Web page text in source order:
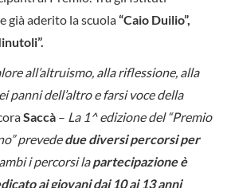
già aderito la scuola“Caio Duilio”,
all’altruismo, alla riflessione, alla
panni dell’altro e farsi voce della
Saccà – La 1^ edizione del “Premio
prevededue diversi percorsi per
i percorsi lapartecipazione è
ai giovani dai 10 ai 13 anni